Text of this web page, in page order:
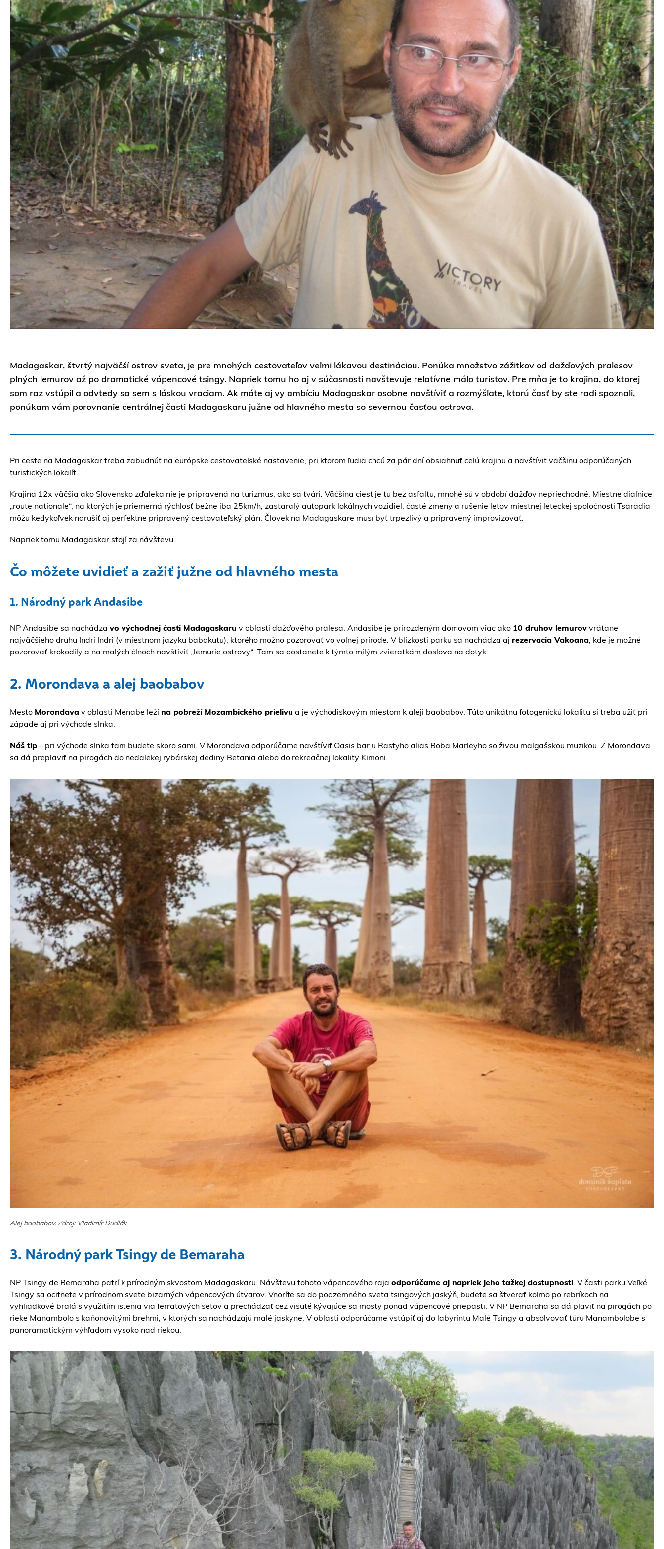
Madagaskar, štvrtý najväčší ostrov sveta, je pre mnohých cestovateľov veľmi lákavou destináciou. Ponúka množstvo zážitkov od dažďových pralesov
plných lemurov až po dramatické vápencové tsingy. Napriek tomu ho aj v súčasnosti navštevuje relatívne málo turistov. Pre mňa je to krajina, do ktorej
som raz vstúpil a odvtedy sa sem s láskou vraciam. Ak máte aj vy ambíciu Madagaskar osobne navštíviť a rozmýšľate, ktorú časť by ste radi spoznali,
ponúkam vám porovnanie centrálnej časti Madagaskaru južne od hlavného mesta so severnou časťou ostrova.
Pri ceste na Madagaskar treba zabudnúť na európske cestovateľské nastavenie, pri ktorom ľudia chcú za pár dní obsiahnuť celú krajinu a navštíviť väčšinu odporúčaných
turistických lokalít.
Krajina 12x väčšia ako Slovensko zďaleka nie je pripravená na turizmus, ako sa tvári. Väčšina ciest je tu bez asfaltu, mnohé sú v období dažďov nepriechodné. Miestne diaľnice
„route nationale“, na ktorých je priemerná rýchlosť bežne iba 25km/h, zastaralý autopark lokálnych vozidiel, časté zmeny a rušenie letov miestnej leteckej spoločnosti Tsaradia
môžu kedykoľvek narušiť aj perfektne pripravený cestovateľský plán. Človek na Madagaskare musí byť trpezlivý a pripravený improvizovať.
Napriek tomu Madagaskar stojí za návštevu.
Čo môžete uvidieť a zažiť južne od hlavného mesta
1. Národný park Andasibe
NP Andasibe sa nachádza vo východnej časti Madagaskaru v oblasti dažďového pralesa. Andasibe je prirozdeným domovom viac ako 10 druhov lemurov vrátane
najväčšieho druhu Indri Indri (v miestnom jazyku babakutu), ktorého možno pozorovať vo voľnej prírode. V blízkosti parku sa nachádza aj rezervácia Vakoana, kde je možné
pozorovať krokodíly a na malých člnoch navštíviť „lemurie ostrovy“. Tam sa dostanete k týmto milým zvieratkám doslova na dotyk.
2. Morondava a alej baobabov
Mesto Morondava v oblasti Menabe ležína pobreží Mozambického prielivu a je východiskovým miestom k aleji baobabov. Túto unikátnu fotogenickú lokalitu si treba užiť pri
západe aj pri východe slnka.
Náš tip – pri východe slnka tam budete skoro sami. V Morondava odporúčame navštíviť Oasis bar u Rastyho alias Boba Marleyho so živou malgašskou muzikou. Z Morondava
sa dá preplaviť na pirogách do neďalekej rybárskej dediny Betania alebo do rekreačnej lokality Kimoni.
Alej baobabov, Zdroj: Vladimír Dudlák
3. Národný park Tsingy de Bemaraha
NP Tsingy de Bemaraha patrí k prírodným skvostom Madagaskaru. Návštevu tohoto vápencového raja odporúčame aj napriek jeho tažkej dostupnosti. V časti parku Veľké
Tsingy sa ocitnete v prírodnom svete bizarných vápencových útvarov. Vnoríte sa do podzemného sveta tsingových jaskýň, budete sa štverať kolmo po rebríkoch na
vyhliadkové bralá s využitím istenia via ferratových setov a prechádzať cez visuté kývajúce sa mosty ponad vápencové priepasti. V NP Bemaraha sa dá plaviť na pirogách po
rieke Manambolo s kaňonovitými brehmi, v ktorých sa nachádzajú malé jaskyne. V oblasti odporúčame vstúpiť aj do labyrintu Malé Tsingy a absolvovať túru Manambolobe s
panoramatickým výhľadom vysoko nad riekou.